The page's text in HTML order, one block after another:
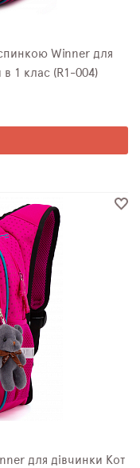
Winner для
1 клас (R1-004)
Кот